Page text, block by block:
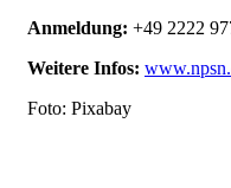
Anmeldung: +49 2222
Weitere Infos:
Foto: Pixabay